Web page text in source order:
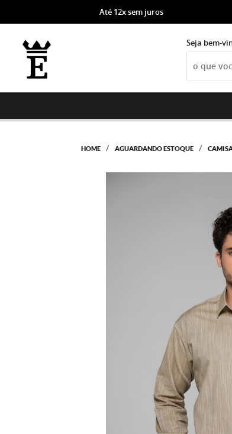
Até 12x sem juros
Seja bem-
HOME AGUARDANDO ESTOQUE